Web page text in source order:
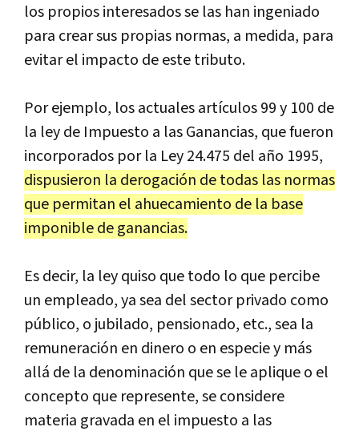
los propiosinteresadosse las han ingeniado
para crearsus propias normas, a medida, para
evitarel impacto deestetributo.
Porejemplo, losactualesartículos99y 100 de
la leyde Impuesto a lasGanancias, quefueron
incorporados por la Ley24.475 del año 1995,
dispusieron la derogación detodas las normas
que permitan el ahuecamiento de la base
imponibledeganancias.
Esdecir, la leyquiso quetodo lo que percibe
un empleado,yasea delsector privado como
público, o jubilado, pensionado, etc.,sea la
remuneración en dinero o en especiey más
allá de la denominación quese leapliqueo el
concepto que represente,seconsidere
materia gravada en el impuesto a las